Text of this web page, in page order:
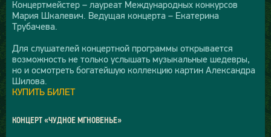
Концертмейстер – лауреат Международных конкурсов
Мария Шкалевич. Ведущая концерта – Екатерина
Трубачева.
Для слушателей концертной программы открывается
возможность не только услышать музыкальные шедевры,
но и осмотреть богатейшую коллекцию картин Александра
Шилова.
КУПИТЬ БИЛЕТ
КОНЦЕРТ «ЧУДНОЕ МГНОВЕНЬЕ»